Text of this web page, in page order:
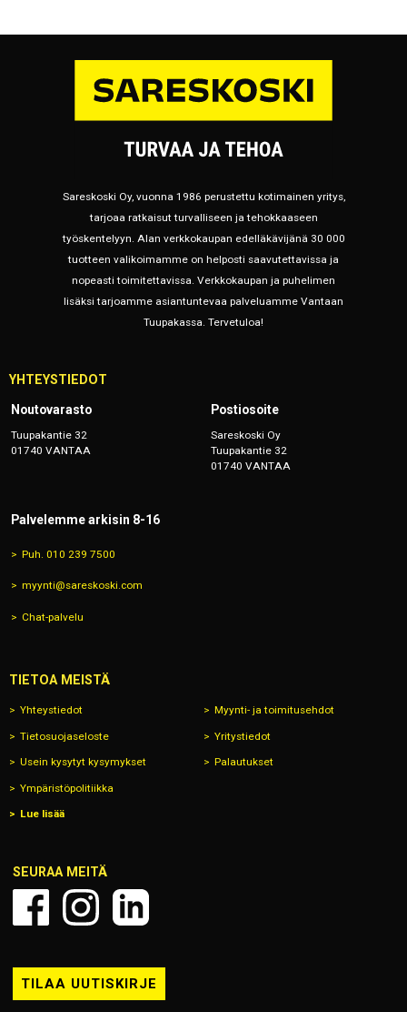
Sareskoski Oy, vuonna 1986 perustettu kotimainen yritys,
tarjoaa ratkaisut turvalliseen ja tehokkaaseen
työskentelyyn. Alan verkkokaupan edelläkävijänä 30 000
tuotteen valikoimamme on helposti saavutettavissa ja
nopeasti toimitettavissa. Verkkokaupan ja puhelimen
lisäksi tarjoamme asiantuntevaa palveluamme Vantaan
Tuupakassa. Tervetuloa!
YHTEYSTIEDOT
Noutovarasto
Tuupakantie 32
01740 VANTAA
Postiosoite
Sareskoski Oy
Tuupakantie 32
01740 VANTAA
Palvelemme arkisin 8-16
Puh. 010 239 7500
myynti@sareskoski.com
Chat-palvelu
TIETOA MEISTÄ
Yhteystiedot Myynti- ja toimitusehdot
Tietosuojaseloste Yritystiedot
Usein kysytyt kysymykset Palautukset
Ympäristöpolitiikka
Lue lisää
SEURAA MEITÄ
TILAA UUTISKIRJE